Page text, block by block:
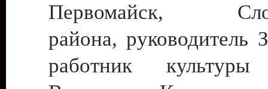
Первомайск,
района, руководитель
работник культуры